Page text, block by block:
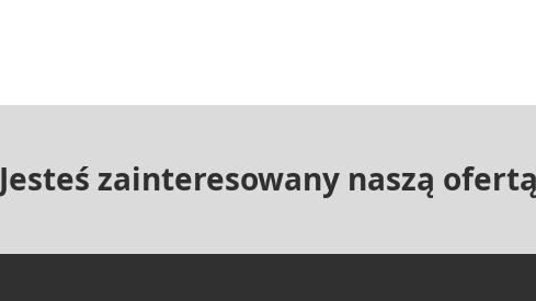
Jesteś zainteresowany naszą